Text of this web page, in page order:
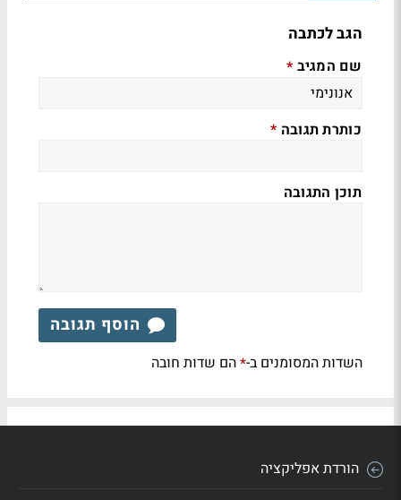
הגב לכתבה
שם המגיב *
כותרת תגובה *
תוכן התגובה
הוסף תגובה
השדות המסומנים ב-*הם שדות חובה
הורדת אפליקציה